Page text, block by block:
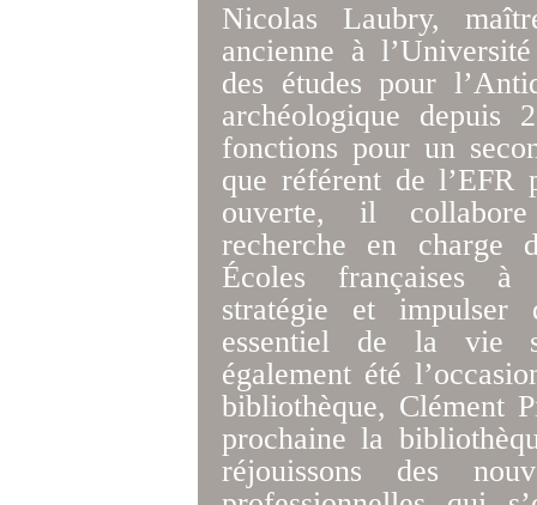
Nicolas Laubry,
ancienne à
des études pour
archéologique depuis
fonctions pour un
que référent de l’EFR
ouverte, il
recherche en charge
Écoles françaises
stratégie et impulser
essentiel de la vie
également été
bibliothèque, Clément
prochaine la
réjouissons des